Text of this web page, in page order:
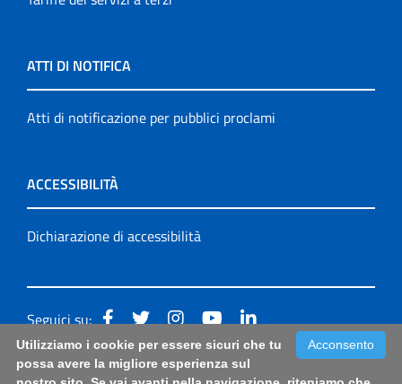
ATTI DI NOTIFICA
Atti di notificazione per pubblici proclami
ACCESSIBILITÀ
Dichiarazione di accessibilità
Seguici su:
Accessibilità: form di segnalazione di prima istanza per
Acconsento
Utilizziamo i cookie per essere sicuri che tu
possa avere la migliore esperienza sul